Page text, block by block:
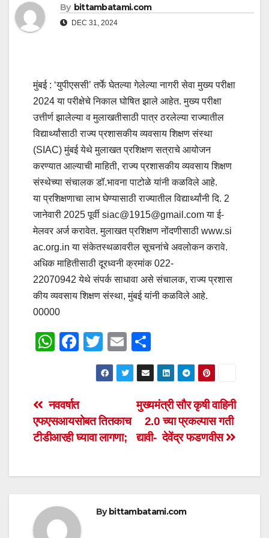
By bittambatami.com
DEC 31, 2024
मुंबई : ‘युपीएससी’ तर्फे घेतल्या गेलेल्या नागरी सेवा मुख्य परीक्षा
2024 या परीक्षेचे निकाल घोषित झाले आहेत. मुख्य परीक्षा
उत्तीर्ण झालेल्या व मुलाखतीसाठी पात्र ठरलेल्या राज्यातील
विद्यार्थ्यांसाठी राज्य प्रशासकीय व्यवसाय शिक्षण संस्था
(SIAC) मुंबई येथे मुलाखत प्रशिक्षण सत्राचे आयोजन
करण्यात आल्याची माहिती, राज्य प्रशासकीय व्यवसाय शिक्षण
संस्थेच्या संचालक डॉ.भावना पाटोळे यांनी कळविले आहे.
या प्रशिक्षणाचा लाभ घेण्यासाठी राज्यातील विद्यार्थ्यांनी दि. 2
जानेवारी 2025 पूर्वी siac@1915@gmail.com या ई-
मेलवर अर्ज करावेत. मुलाखत प्रशिक्षण नोंदणीसाठी www.si
ac.org.in या संकेतस्थळावरील सूचनांचे अवलोकन करावे.
अधिक माहितीसाठी दूरध्वनी क्रमांक 022-
22070942 येथे संपर्क साधावा असे संचालक, राज्य प्रशास
कीय व्यवसाय शिक्षण संस्था, मुंबई यांनी कळविले आहे.
00000
W
s
A
p
F
e
b
o
k
T
wi
tt
E
m
ail
h
ar
e
Post
navigation
मुख्यमंत्री सौर कृषी वाहिनी
2.0 च्या प्रकल्पास गती
द्यावी- देवेंद्र फडणवीस
नववर्षात
एफएसआयसोबत तितकाच
टीडीआरही घ्यावा लागणा;
By bittambatami.com